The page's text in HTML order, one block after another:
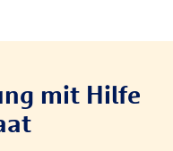
mit Hilfe